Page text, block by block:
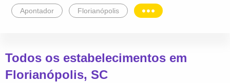
Apontador Florianópolis
Todos os estabelecimentos em
Florianópolis, SC